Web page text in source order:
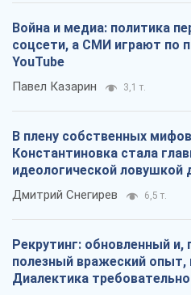
Война и медиа: политика
соцсети, а СМИ играют по
YouTube
Павел Казарин 3,1 т.
В плену собственных
Константиновка стала
идеологической ловушкой
российских оккупантов
Дмитрий Снегирев 6,5 т.
Рекрутинг: обновленный и,
полезный вражеский опыт,
Диалектика